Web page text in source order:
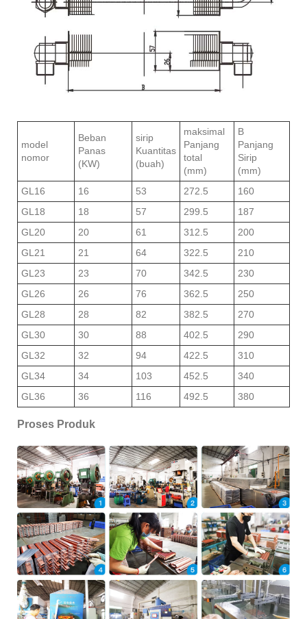
model
nomor
Beban
Panas
(KW)
sirip
Kuantitas
(buah)
maksimal
Panjang
total
(mm)
B
Panjang
Sirip
(mm)
GL16
16 53 272.5
160
GL18
18 57 299.5
187
GL20
20 61 312.5
200
GL21
21 64 322.5
210
GL23
23 70 342.5
230
GL26
26 76 362.5
250
GL28
28 82 382.5
270
GL30
30 88 402.5
290
GL32
32 94 422.5
310
GL34
34 103 452.5
340
GL36
36 116 492.5 380
Proses Produk